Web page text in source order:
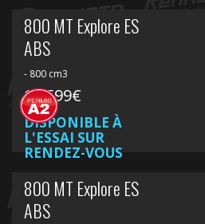
800 MT Explore ES
ABS
- 800 cm3
10 599€
DISPONIBLE À
L'ESSAI SUR
RENDEZ-VOUS
800 MT Explore ES
ABS